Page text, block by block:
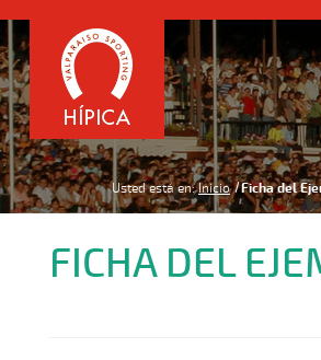
Usted está en: Inicio Ficha del
FICHA DEL